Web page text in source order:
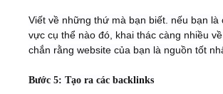
Viết về những thứ mà bạn biết. nếu bạn
vực cụ thể nào đó, khai thác càng nhiều
chắn rằng website của bạn là nguồn tốt
Bước 5: Tạo ra các backlinks